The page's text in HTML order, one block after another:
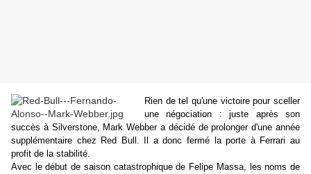
Rien de tel qu'une victoire pour sceller
une négociation : juste après son
succès à Silverstone, Mark Webber a décidé de prolonger d'une année
supplémentaire chez Red Bull. Il a donc fermé la porte à Ferrari au
profit de la stabilité.
Avec le début de saison catastrophique de Felipe Massa, les noms de